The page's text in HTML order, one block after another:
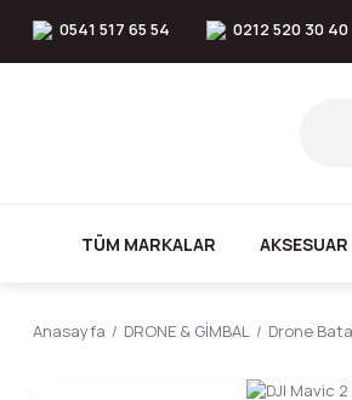
0541 517 65 54 0212 520 30 40
TÜM MARKALAR AKSESUAR
Anasayfa DRONE & GİMBAL Drone